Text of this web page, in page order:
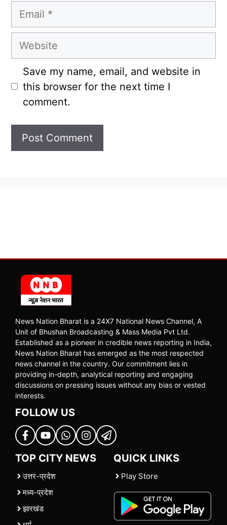
Email
Website
Save my name, email, and website in
this browser for the next time I
comment.
News Nation Bharat is a 24X7 National News Channel, A
Unit of Bhushan Broadcasting & Mass Media Pvt Ltd.
Established as a pioneer in credible news reporting in India,
News Nation Bharat has emerged as the most respected
news channel in the country. Our commitment lies in
providing in-depth, analytical reporting and engaging
discussions on pressing issues without any bias or vested
interests.
FOLLOW US
TOP CITY NEWS
उत्तर-प्रदेश
मध्य-प्रदेश
झारखंड
QUICK LINKS
Play Store